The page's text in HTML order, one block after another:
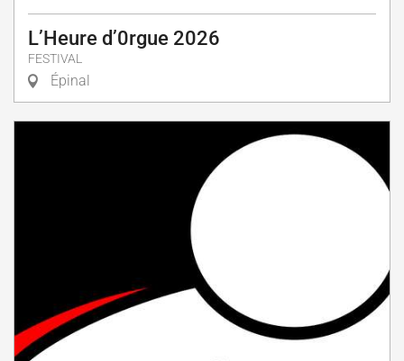
L’Heure d’0rgue 2026
FESTIVAL
Épinal